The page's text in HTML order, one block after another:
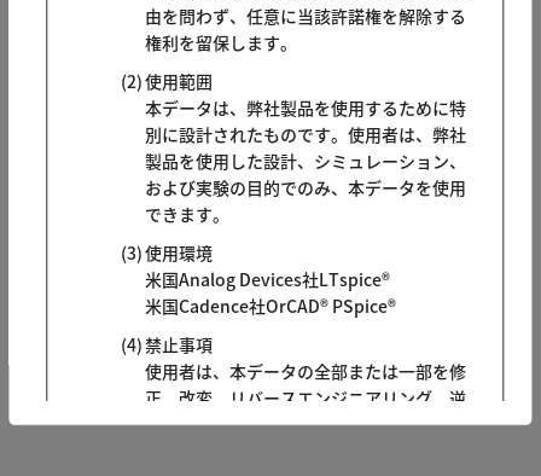
由を問わず、任意に当該許諾権を解除する
権利を留保します。
使用範囲
本データは、弊社製品を使用するために特
別に設計されたものです。使用者は、弊社
製品を使用した設計、シミュレーション、
および実験の目的でのみ、本データを使用
できます。
使用環境
米国Analog Devices社LTspice®
米国Cadence社OrCAD® PSpice®
禁止事項
使用者は、本データの全部または一部を修
正、改変、リバースエンジニアリング、逆
コンパイル、逆アセンブル、および派生物